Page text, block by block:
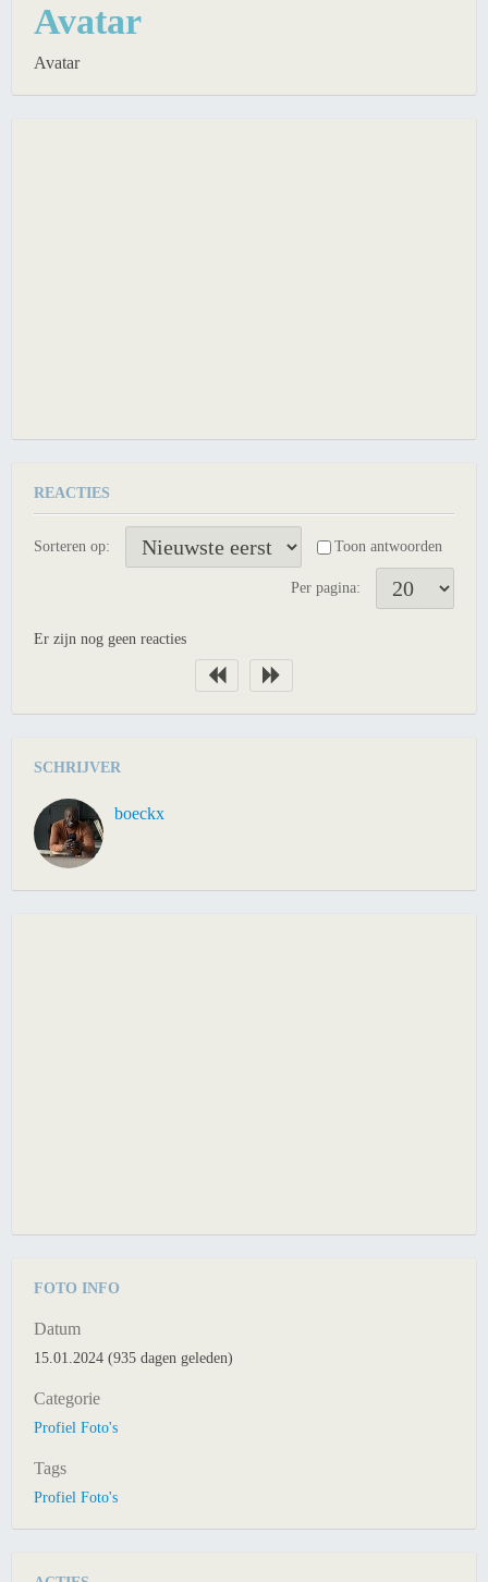
Avatar
Avatar
REACTIES
Sorteren op: Toon antwoorden
Per pagina:
Er zijn nog geen reacties
SCHRIJVER
boeckx
FOTO INFO
Datum
15.01.2024 (935 dagen geleden)
Categorie
Profiel Foto's
Tags
Profiel Foto's